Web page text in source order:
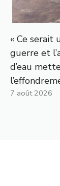
« Ce serait
guerre et
d’eau
7 août 2026